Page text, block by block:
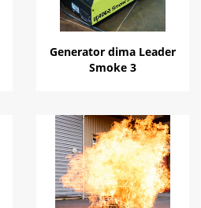
Generator dima Leader
Smoke 3